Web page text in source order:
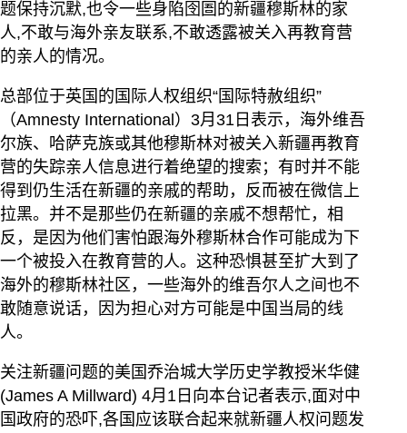
题保持沉默,也令一些身陷囹圄的新疆穆斯林的家
人,不敢与海外亲友联系,不敢透露被关入再教育营
的亲人的情况。
总部位于英国的国际人权组织“国际特赦组织”
（Amnesty International）3月31日表示，海外维吾
尔族、哈萨克族或其他穆斯林对被关入新疆再教育
营的失踪亲人信息进行着绝望的搜索；有时并不能
得到仍生活在新疆的亲戚的帮助，反而被在微信上
拉黑。并不是那些仍在新疆的亲戚不想帮忙，相
反，是因为他们害怕跟海外穆斯林合作可能成为下
一个被投入在教育营的人。这种恐惧甚至扩大到了
海外的穆斯林社区，一些海外的维吾尔人之间也不
敢随意说话，因为担心对方可能是中国当局的线
人。
关注新疆问题的美国乔治城大学历史学教授米华健
(James A Millward) 4月1日向本台记者表示,面对中
国政府的恐吓,各国应该联合起来就新疆人权问题发